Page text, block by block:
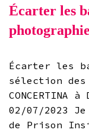
Écarter les
Écarter les
sélection
02/07/2023
de Prison